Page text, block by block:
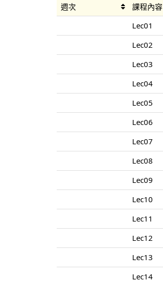
週次 課程內容
Lec01
Lec02
Lec03
Lec04
Lec05
Lec06
Lec07
Lec08
Lec09
Lec10
Lec11
Lec12
Lec13
Lec14